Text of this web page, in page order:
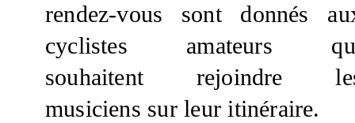
rendez-vous sont donnés
cyclistes amateurs
souhaitent rejoindre
musiciens sur leur itinéraire.